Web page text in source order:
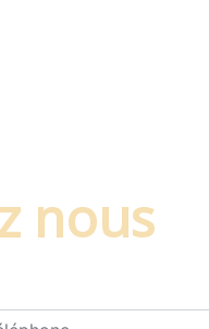
nous